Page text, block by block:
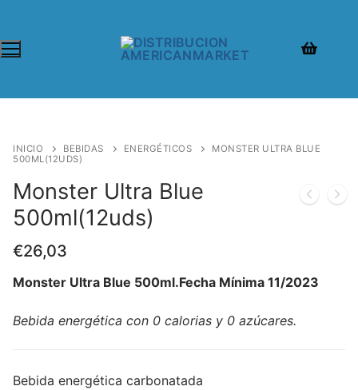
contenido
INICIO BEBIDAS ENERGÉTICOS
MONSTER ULTRA BLUE
500ML(12UDS)
Monster Ultra Blue
500ml(12uds)
€26,03
Monster Ultra Blue 500ml.Fecha Mínima 11/2023
Bebida energética con 0 calorias y 0 azúcares.
Bebida energética carbonatada